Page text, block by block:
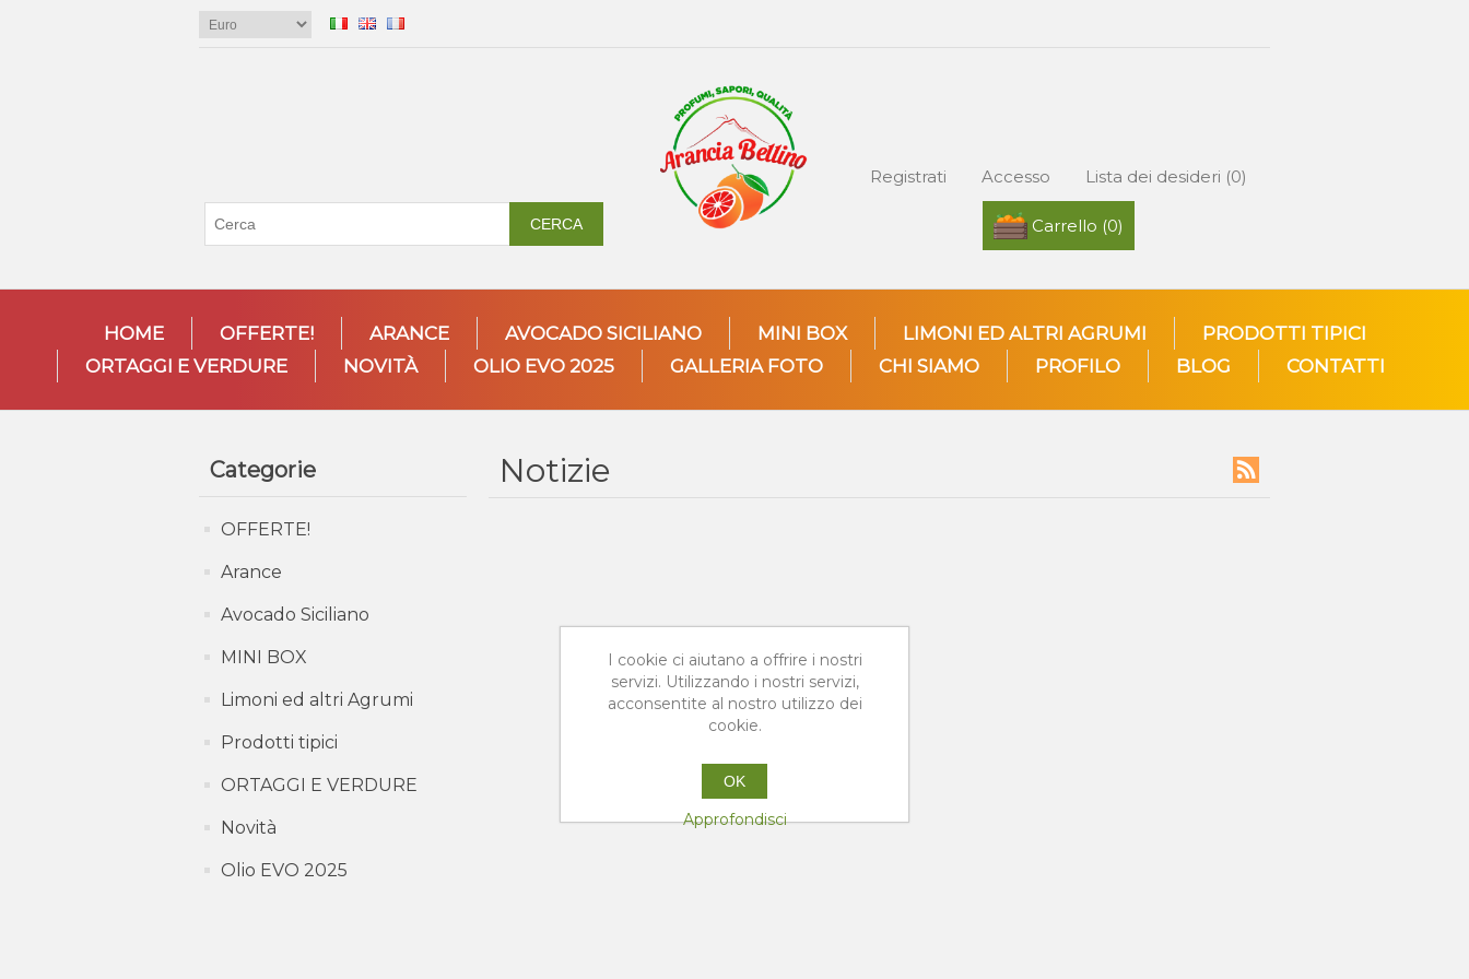
CERCA
Registrati Accesso Lista dei desideri (0)
Carrello (0)
HOME OFFERTE! ARANCE AVOCADO SICILIANO MINI BOX LIMONI ED ALTRI AGRUMI
PRODOTTI TIPICI
ORTAGGI E VERDURE
NOVITÀ OLIO EVO 2025 GALLERIA FOTO CHI SIAMO PROFILO BLOG CONTATTI
Categorie
OFFERTE!
Arance
Avocado Siciliano
MINI BOX
Limoni ed altri Agrumi
Prodotti tipici
ORTAGGI E VERDURE
Novità
Olio EVO 2025
Notizie
I cookie ci aiutano a offrire i nostri
servizi. Utilizzando i nostri servizi,
acconsentite al nostro utilizzo dei
cookie.
OK
Approfondisci